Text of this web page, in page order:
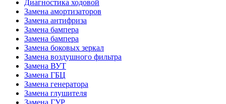
Диагностика ходовой
Замена амортизаторов
Замена антифриза
Замена бампера
Замена бампера
Замена боковых зеркал
Замена воздушного фильтра
Замена ВУТ
Замена ГБЦ
Замена генератора
Замена глушителя